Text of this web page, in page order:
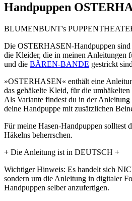
Handpuppen
BLUMENBUNT's
Die OSTERHASEN-Handpuppen
die Kleider, die in meinen Anleitungen
und die BÄREN-BANDE gestrickt
»OSTERHASEN« enthält eine
das gehäkelte Kleid, für die
Als Variante findest du in der
deine Handpuppe mit zusätzlichen
Für meine Hasen-Handpuppen solltest
Häkelns beherrschen.
+ Die Anleitung ist in DEUTSCH +
Wichtiger Hinweis: Es handelt sich
sondern um die Anleitung in digitaler
Handpuppen selber anzufertigen.